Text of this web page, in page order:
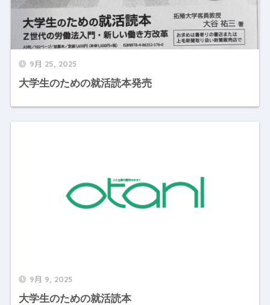
9月 25, 2025
大学生のための就活読本発売
9月 9, 2025
大学生のための就活読本